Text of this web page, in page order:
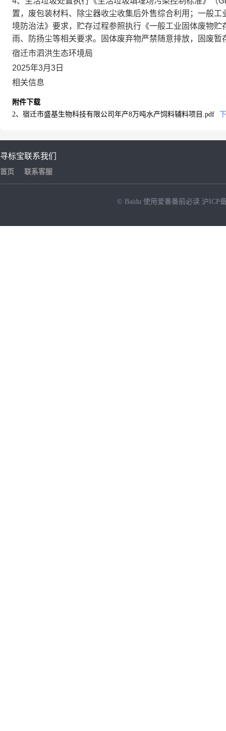
置， 废包装材料、除尘器收尘收集后外售综合利用；一般工
境防治法》要求，贮存过程参照执行《一般工业固体废物
雨、防扬尘等相关要求。固体废弃物严禁随意排放，固废
宿迁市泗洪生态环境局
2025年3月 3 日
相关信息
附件下载
2、宿迁市盛基生物科技有限公司年产8万吨水产饲料辅料项目.pdf
寻标宝
首页
联系我们
联系客服
© Baidu 使用爱番番前必读 沪ICP